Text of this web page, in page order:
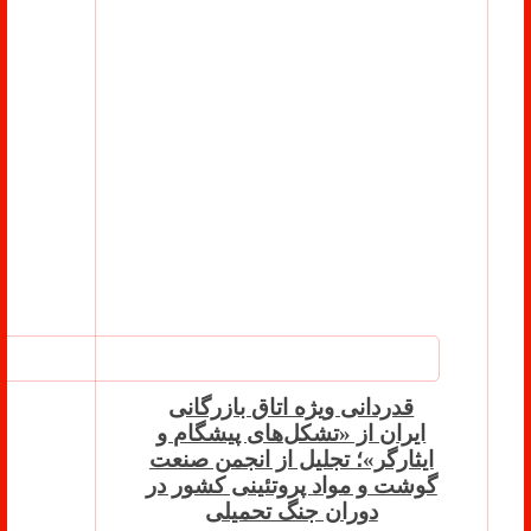
قدردانی ویژه اتاق بازرگانی
ایران از «تشکل‌های پیشگام و
ایثارگر»؛ تجلیل از انجمن صنعت
گوشت و مواد پروتئینی کشور در
دوران جنگ تحمیلی